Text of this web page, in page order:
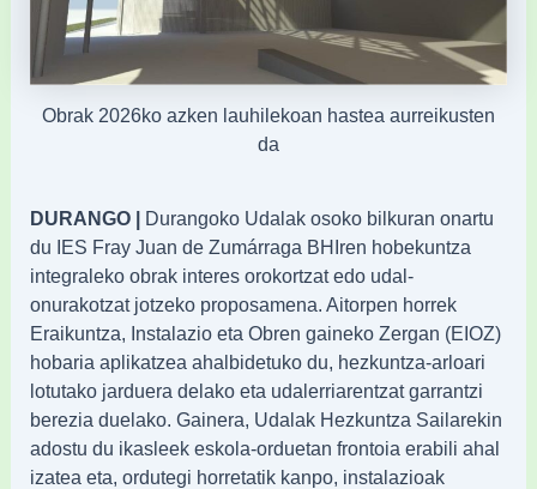
Obrak 2026ko azken lauhilekoan hastea aurreikusten
da
DURANGO | Durangoko Udalak osoko bilkuran onartu
du IES Fray Juan de Zumárraga BHIren hobekuntza
integraleko obrak interes orokortzat edo udal-
onurakotzat jotzeko proposamena. Aitorpen horrek
Eraikuntza, Instalazio eta Obren gaineko Zergan (EIOZ)
hobaria aplikatzea ahalbidetuko du, hezkuntza-arloari
lotutako jarduera delako eta udalerriarentzat garrantzi
berezia duelako. Gainera, Udalak Hezkuntza Sailarekin
adostu du ikasleek eskola-orduetan frontoia erabili ahal
izatea eta, ordutegi horretatik kanpo, instalazioak